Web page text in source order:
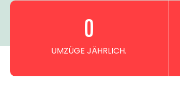
UMZÜGE JÄHRLICH.
0